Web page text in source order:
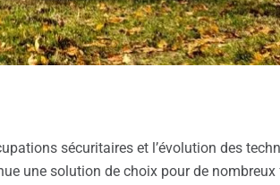
sécuritaires et l’évolution des
une solution de choix pour de